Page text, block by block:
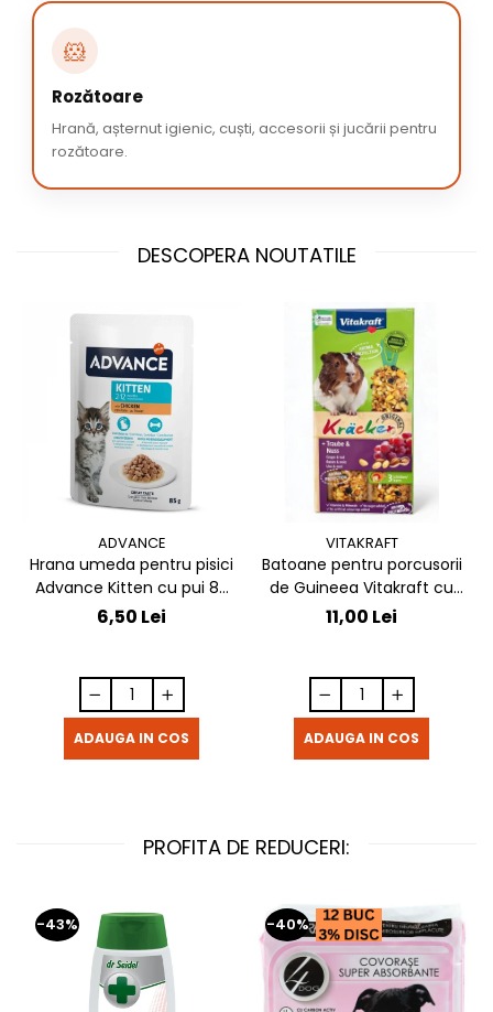
🐹
Rozătoare
Hrană, așternut igienic, cuști, accesorii și jucării pentru
rozătoare.
DESCOPERA NOUTATILE
ADVANCE
Hrana umeda pentru pisici
Advance Kitten cu pui 85
gr
6,50 Lei
ADAUGA IN COS
VITAKRAFT
Batoane pentru porcusorii
de Guineea Vitakraft cu
struguri & nuci 2 buc
11,00 Lei
ADAUGA IN COS
PROFITA DE REDUCERI:
-43% -40%